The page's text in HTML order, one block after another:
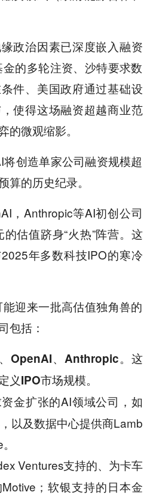
政治因素已深度嵌入融资
的多轮注资、沙特要求数
件、美国政府通过基础设
使得这场融资超越商业范
的微观缩影。
创造单家公司融资规模超
算的历史纪录。
，Anthropic等AI初创公司
估值跻身“火热”阵营。这
年多数科技IPO的寒冷
迎来一批高估值独角兽的
包括：
OpenAI、Anthropic。这
义IPO市场规模。
金扩张的AI领域公司，如
以及数据中心提供商Lamb
Ventures支持的、为卡车
；软银支持的日本金